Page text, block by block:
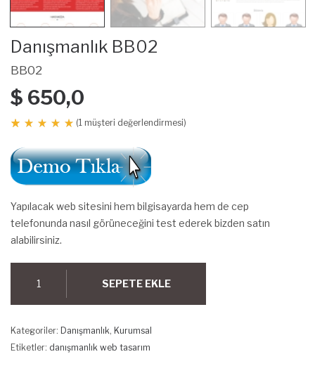
Danışmanlık BB02
BB02
$ 650,0
dayanarak
5
üzerinden
5.00
aldı
(1 müşteri değerlendirmesi)
Yapılacak web sitesini hem bilgisayarda hem de cep
telefonunda nasıl görüneceğini test ederek bizden satın
alabilirsiniz.
adet
SEPETE EKLE
Kategoriler: Danışmanlık, Kurumsal
Etiketler: danışmanlık web tasarım